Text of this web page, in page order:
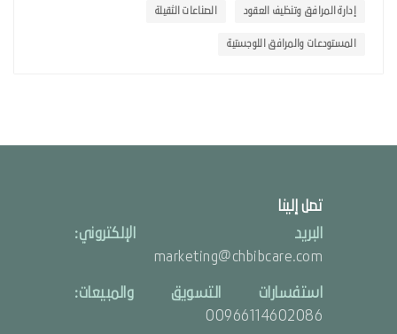
إدارة المرافق وتنظيف العقود الصناعات الثقيلة
المستودعات والمرافق اللوجستية
تصل إلينا
البريد الإلكتروني:
marketing@chbibcare.com
استفسارات التسويق والمبيعات:
00966114602086